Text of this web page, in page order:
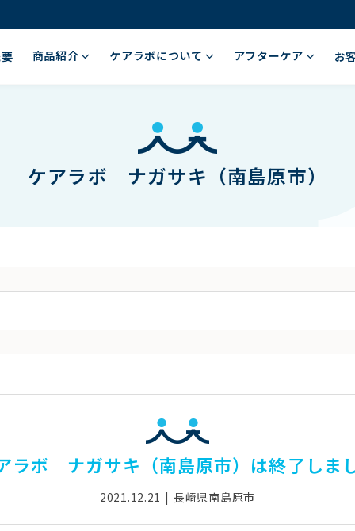
商品紹介 ケアラボについて アフターケア お
ケアラボ ナガサキ（南島原市）
ラボ ナガサキ（南島原市）は終了しま
2021.12.21 長崎県南島原市